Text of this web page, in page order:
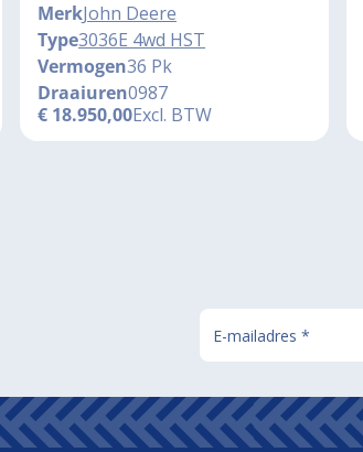
MerkJohn Deere
Type3036E 4wd HST
Vermogen36 Pk
Draaiuren0987
€ 18.950,00Excl. BTW